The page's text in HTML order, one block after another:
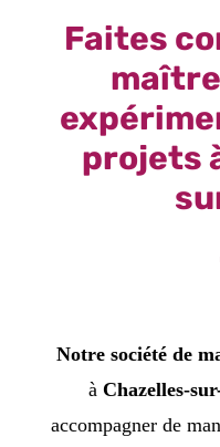
Faites
projets
Notre société de
àChazelles-
accompagner de